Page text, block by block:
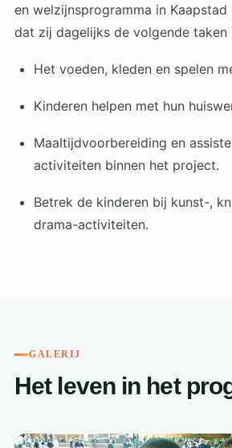
en welzijnsprogramma in
dat zij dagelijks de volgende taken
Het voeden, kleden en spelen
Kinderen helpen met hun
Maaltijdvoorbereiding en
activiteiten binnen het project.
Betrek de kinderen bij kunst-,
drama-activiteiten.
GALERIJ
Het leven in het